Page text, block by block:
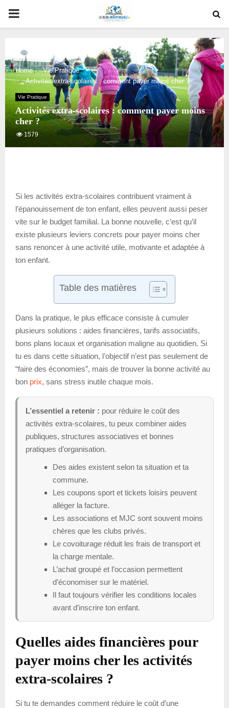
PRIMARY
Home
Vie Pratique
Activités extra-scolaires : comment payer moins cher ?
Vie Pratique
Activités extra-scolaires : comment payer moins
cher ?
1579
Si les activités extra-scolaires contribuent vraiment à
l’épanouissement de ton enfant, elles peuvent aussi peser
vite sur le budget familial. La bonne nouvelle, c’est qu’il
existe plusieurs leviers concrets pour payer moins cher
sans renoncer à une activité utile, motivante et adaptée à
ton enfant.
Table des matières
Dans la pratique, le plus efficace consiste à cumuler
plusieurs solutions : aides financières, tarifs associatifs,
bons plans locaux et organisation maligne au quotidien. Si
tu es dans cette situation, l’objectif n’est pas seulement de
“faire des économies”, mais de trouver la bonne activité au
bon prix, sans stress inutile chaque mois.
L’essentiel a retenir : pour réduire le coût des
activités extra-scolaires, tu peux combiner aides
publiques, structures associatives et bonnes
pratiques d’organisation.
Des aides existent selon ta situation et ta
commune.
Les coupons sport et tickets loisirs peuvent
alléger la facture.
Les associations et MJC sont souvent moins
chères que les clubs privés.
Le covoiturage réduit les frais de transport et
la charge mentale.
L’achat groupé et l’occasion permettent
d’économiser sur le matériel.
Il faut toujours vérifier les conditions locales
avant d’inscrire ton enfant.
Quelles aides financières pour
payer moins cher les activités
extra-scolaires ?
Si tu te demandes comment réduire le coût d’une